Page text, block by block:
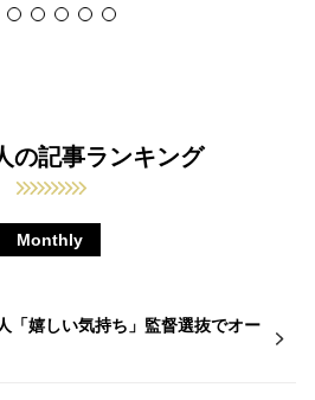
記事ランキング
Monthly
「嬉しい気持ち」監督選抜でオー